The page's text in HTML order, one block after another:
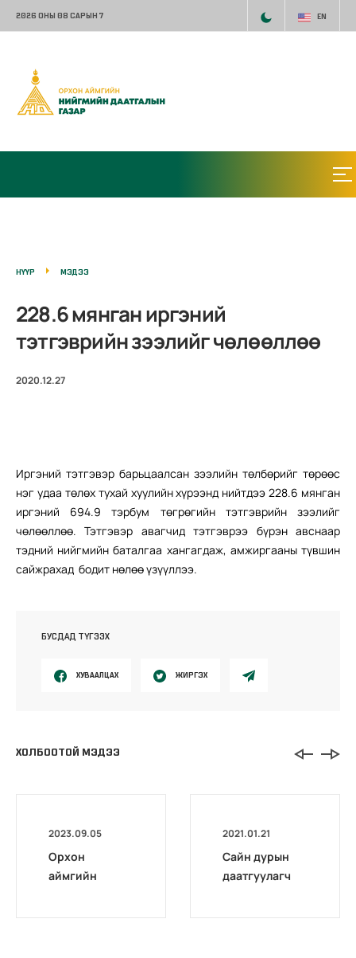
2026 ОНЫ 08 САРЫН 7 EN
НҮҮР МЭДЭЭ
228.6 мянган иргэний
тэтгэврийн зээлийг чөлөөллөө
2020.12.27
Иргэний тэтгэвэр барьцаалсан зээлийн төлбөрийг төрөөс
нэг удаа төлөх тухай хуулийн хүрээнд нийтдээ 228.6 мянган
иргэний 694.9 тэрбум төгрөгийн тэтгэврийн зээлийг
чөлөөллөө. Тэтгэвэр авагчид тэтгэврээ бүрэн авснаар
тэдний нийгмийн баталгаа хангагдаж, амжиргааны түвшин
сайжрахад бодит нөлөө үзүүллээ.
БУСДАД ТҮГЭЭХ
ХУВААЛЦАХ ЖИРГЭХ
ХОЛБООТОЙ МЭДЭЭ
2023.09.05
Орхон
аймгийн
2021.01.21
Сайн дурын
даатгуулагч